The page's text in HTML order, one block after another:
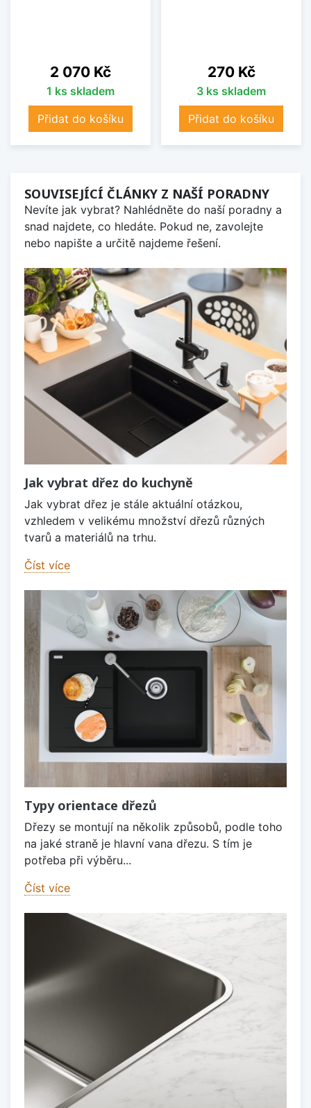
Cena
2 070 Kč
1 ks skladem
Přidat do košíku
Cena
270 Kč
3 ks skladem
Přidat do košíku
SOUVISEJÍCÍ ČLÁNKY Z NAŠÍ PORADNY
Nevíte jak vybrat? Nahlédněte do naší poradny a
snad najdete, co hledáte. Pokud ne, zavolejte
nebo napište a určitě najdeme řešení.
Jak vybrat dřez do kuchyně
Jak vybrat dřez je stále aktuální otázkou,
vzhledem v velikému množství dřezů různých
tvarů a materiálů na trhu.
Číst více
Typy orientace dřezů
Dřezy se montují na několik způsobů, podle toho
na jaké straně je hlavní vana dřezu. S tím je
potřeba při výběru...
Číst více